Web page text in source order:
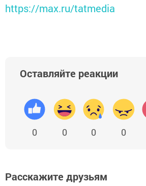
https://max.ru/tatmedia
Оставляйте реакции
0 0 0 0
Расскажите друзьям